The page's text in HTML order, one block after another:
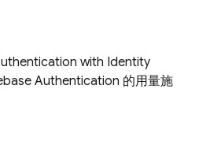
with Identity
Authentication 的用量施